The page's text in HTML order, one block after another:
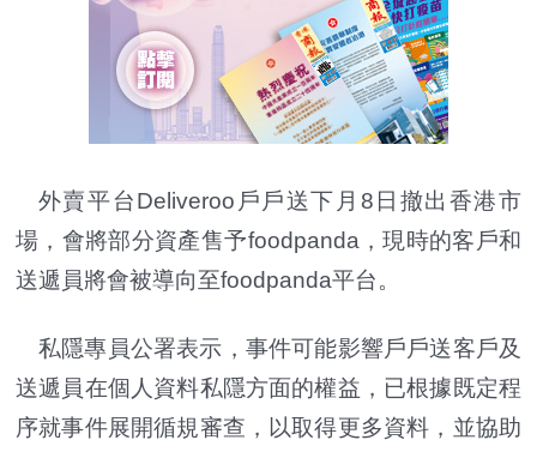
外賣平台Deliveroo戶戶送下月8日撤出香港市
場，會將部分資產售予foodpanda，現時的客戶和
送遞員將會被導向至foodpanda平台。
私隱專員公署表示，事件可能影響戶戶送客戶及
送遞員在個人資料私隱方面的權益，已根據既定程
序就事件展開循規審查，以取得更多資料，並協助